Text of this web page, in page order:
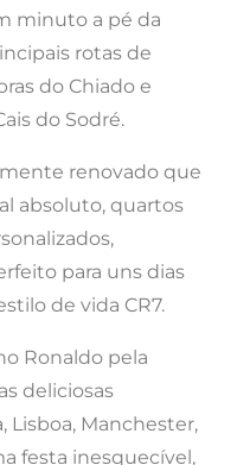
minuto a pé da
rotas de
do Chiado e
do Sodré.
renovado que
absoluto, quartos
para uns dias
de vida CR7.
Ronaldo pela
deliciosas
Lisboa, Manchester,
festa inesquecível,